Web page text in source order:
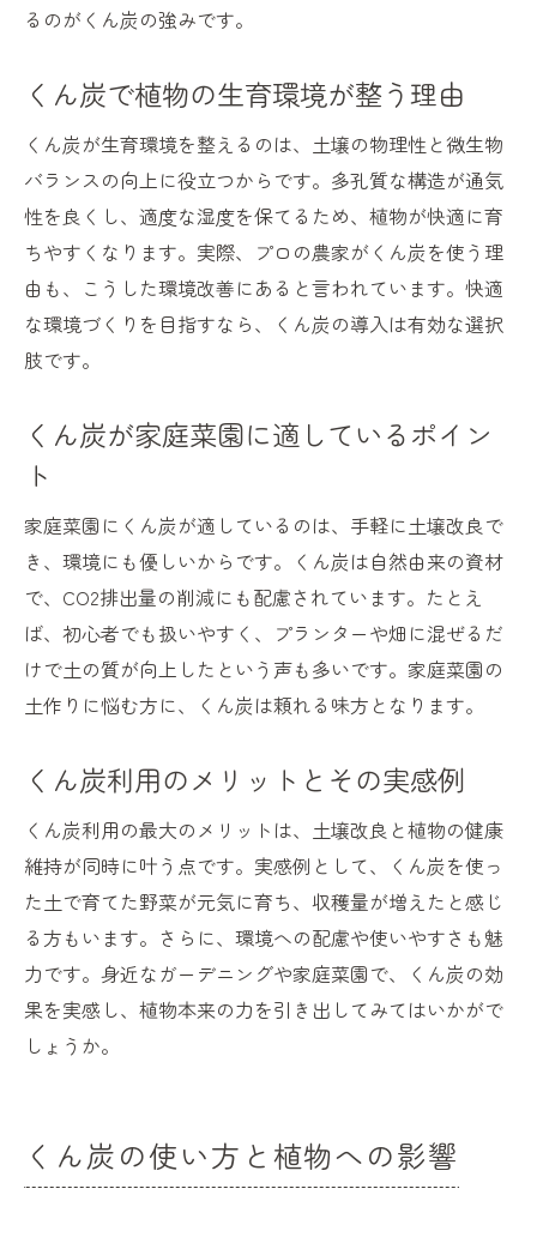
るのがくん炭の強みです。
くん炭で植物の生育環境が整う理由
くん炭が生育環境を整えるのは、土壌の物理性と微生物
バランスの向上に役立つからです。多孔質な構造が通気
性を良くし、適度な湿度を保てるため、植物が快適に育
ちやすくなります。実際、プロの農家がくん炭を使う理
由も、こうした環境改善にあると言われています。快適
な環境づくりを目指すなら、くん炭の導入は有効な選択
肢です。
くん炭が家庭菜園に適しているポイン
ト
家庭菜園にくん炭が適しているのは、手軽に土壌改良で
き、環境にも優しいからです。くん炭は自然由来の資材
で、CO2排出量の削減にも配慮されています。たとえ
ば、初心者でも扱いやすく、プランターや畑に混ぜるだ
けで土の質が向上したという声も多いです。家庭菜園の
土作りに悩む方に、くん炭は頼れる味方となります。
くん炭利用のメリットとその実感例
くん炭利用の最大のメリットは、土壌改良と植物の健康
維持が同時に叶う点です。実感例として、くん炭を使っ
た土で育てた野菜が元気に育ち、収穫量が増えたと感じ
る方もいます。さらに、環境への配慮や使いやすさも魅
力です。身近なガーデニングや家庭菜園で、くん炭の効
果を実感し、植物本来の力を引き出してみてはいかがで
しょうか。
くん炭の使い方と植物への影響